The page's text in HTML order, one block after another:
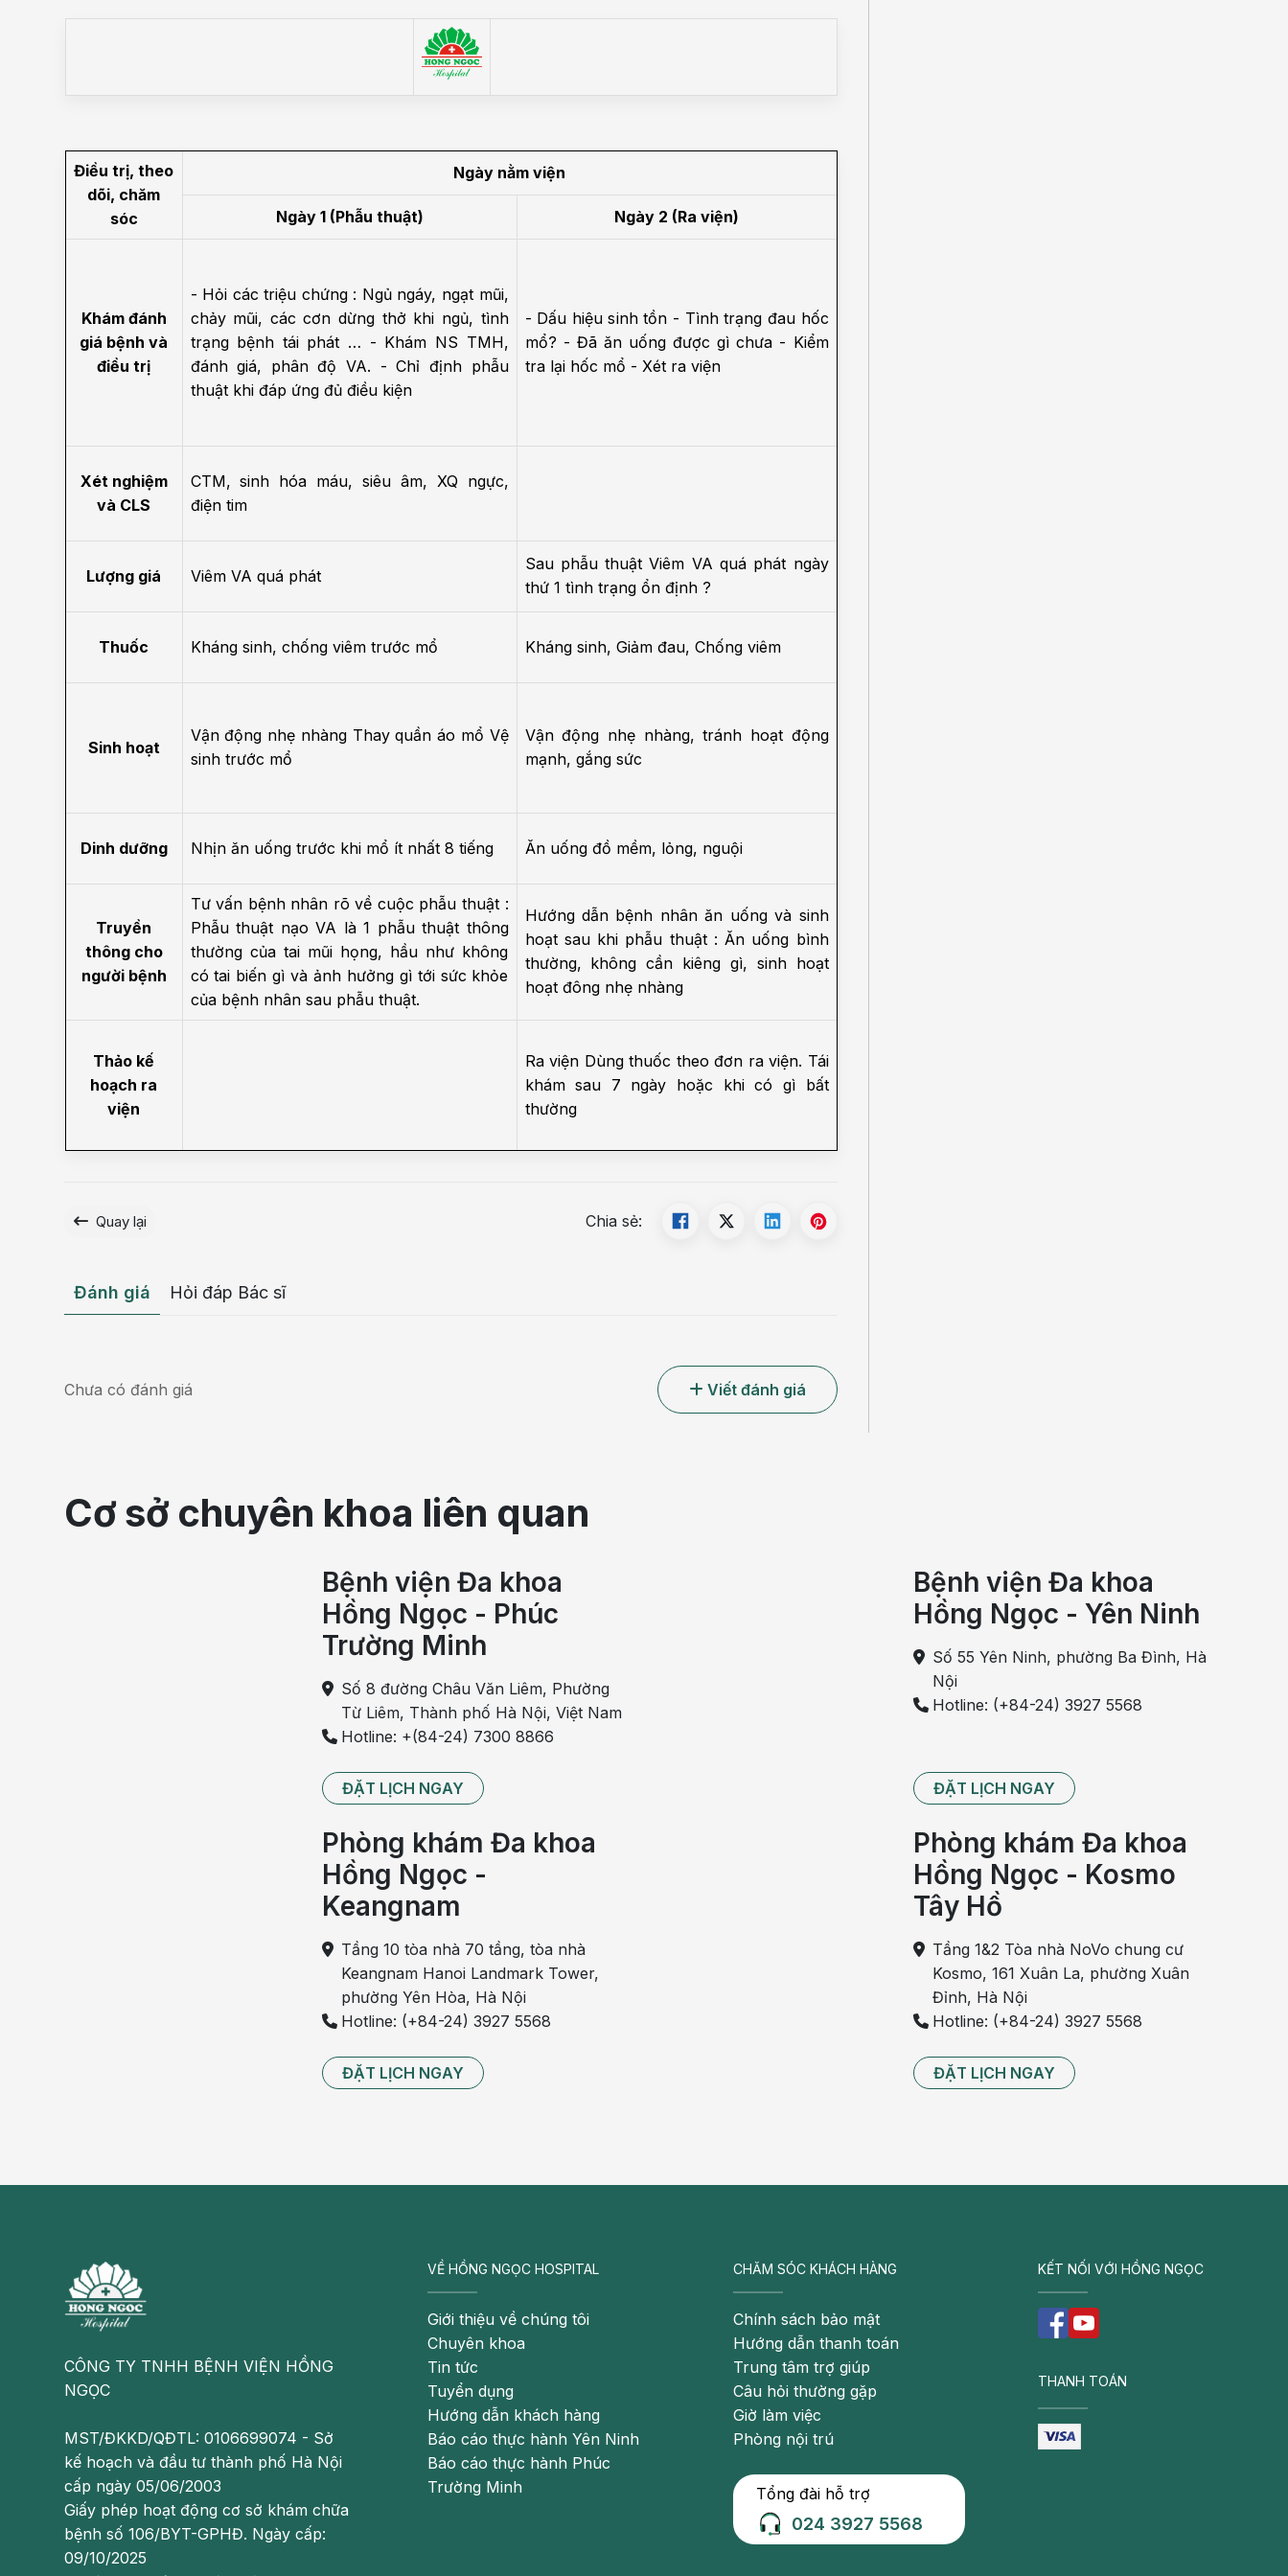
Bệnh học Ung bướu Bệnh học Tim mạch
Ung bướu
Thận - Tiết niệu
chức năng
Chấn thương chỉnh hình
thần
Điều trị, theo
dõi, chăm
sóc
Ngày nằm viện
Ngày 1 (Phẫu thuật) Ngày 2 (Ra viện)
Khám đánh
giá bệnh và
điều trị
- Hỏi các triệu chứng : Ngủ ngáy, ngạt mũi,
chảy mũi, các cơn dừng thở khi ngủ, tình
trạng bệnh tái phát … - Khám NS TMH,
đánh giá, phân độ VA. - Chỉ định phẫu
thuật khi đáp ứng đủ điều kiện
- Dấu hiệu sinh tồn - Tình trạng đau hốc
mổ? - Đã ăn uống được gì chưa - Kiểm
tra lại hốc mổ - Xét ra viện
Xét nghiệm
và CLS
CTM, sinh hóa máu, siêu âm, XQ ngực,
điện tim
Lượng giá Viêm VA quá phát
Sau phẫu thuật Viêm VA quá phát ngày
thứ 1 tình trạng ổn định ?
Thuốc Kháng sinh, chống viêm trước mổ Kháng sinh, Giảm đau, Chống viêm
Sinh hoạt
Vận động nhẹ nhàng Thay quần áo mổ Vệ
sinh trước mổ
Vận động nhẹ nhàng, tránh hoạt động
mạnh, gắng sức
Dinh dưỡng Nhịn ăn uống trước khi mổ ít nhất 8 tiếng Ăn uống đồ mềm, lỏng, nguội
Truyền
thông cho
người bệnh
Tư vấn bệnh nhân rõ về cuộc phẫu thuật :
Phẫu thuật nạo VA là 1 phẫu thuật thông
thường của tai mũi họng, hầu như không
có tai biến gì và ảnh hưởng gì tới sức khỏe
của bệnh nhân sau phẫu thuật.
Hướng dẫn bệnh nhân ăn uống và sinh
hoạt sau khi phẫu thuật : Ăn uống bình
thường, không cần kiêng gì, sinh hoạt
hoạt đông nhẹ nhàng
Thảo kế
hoạch ra
viện
Ra viện Dùng thuốc theo đơn ra viện. Tái
khám sau 7 ngày hoặc khi có gì bất
thường
Quay lại Chia sẻ:
Đánh giá Hỏi đáp Bác sĩ
Chưa có đánh giá Viết đánh giá
Cơ sở chuyên khoa liên quan
Bệnh viện Đa khoa
Hồng Ngọc - Phúc
Trường Minh
Số 8 đường Châu Văn Liêm, Phường
Từ Liêm, Thành phố Hà Nội, Việt Nam
Hotline: +(84-24) 7300 8866
ĐẶT LỊCH NGAY
Bệnh viện Đa khoa
Hồng Ngọc - Yên Ninh
Số 55 Yên Ninh, phường Ba Đình, Hà
Nội
Hotline: (+84-24) 3927 5568
ĐẶT LỊCH NGAY
Phòng khám Đa khoa
Hồng Ngọc -
Keangnam
Tầng 10 tòa nhà 70 tầng, tòa nhà
Keangnam Hanoi Landmark Tower,
phường Yên Hòa, Hà Nội
Hotline: (+84-24) 3927 5568
ĐẶT LỊCH NGAY
Phòng khám Đa khoa
Hồng Ngọc - Kosmo
Tây Hồ
Tầng 1&2 Tòa nhà NoVo chung cư
Kosmo, 161 Xuân La, phường Xuân
Đỉnh, Hà Nội
Hotline: (+84-24) 3927 5568
ĐẶT LỊCH NGAY
CÔNG TY TNHH BỆNH VIỆN HỒNG
NGỌC
MST/ĐKKD/QĐTL: 0106699074 - Sở
kế hoạch và đầu tư thành phố Hà Nội
cấp ngày 05/06/2003
Giấy phép hoạt động cơ sở khám chữa
bệnh số 106/BYT-GPHĐ. Ngày cấp:
09/10/2025
VỀ HỒNG NGỌC HOSPITAL
Giới thiệu về chúng tôi
Chuyên khoa
Tin tức
Tuyển dụng
Hướng dẫn khách hàng
Báo cáo thực hành Yên Ninh
Báo cáo thực hành Phúc
Trường Minh
CHĂM SÓC KHÁCH HÀNG
Chính sách bảo mật
Hướng dẫn thanh toán
Trung tâm trợ giúp
Câu hỏi thường gặp
Giờ làm việc
Phòng nội trú
Tổng đài hỗ trợ
024 3927 5568
KẾT NỐI VỚI HỒNG NGỌC
THANH TOÁN